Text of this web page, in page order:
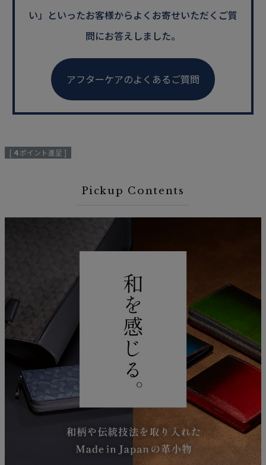
い」といったお客様からよくお寄せいただくご質
問にお答えしました。
アフターケアのよくあるご質問
[ 4ポイント進呈 ]
Pickup Contents